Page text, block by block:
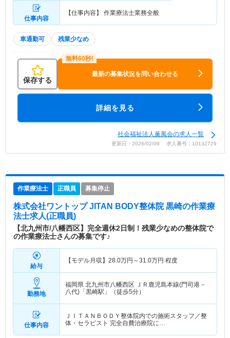
仕事内容
【仕事内容】 作業療法士業務全般
車通勤可 残業少なめ
保存する
最新の募集状況を問い合わせる
詳細を見る
社会福祉法人薫風会の求人一覧
更新日：2026/02/09 求人番号：10132729
作業療法士 正職員 募集停止
株式会社ワントップ JITAN BODY整体院 黒崎の作業療
法士求人(正職員)
【北九州市/八幡西区】完全週休2日制！残業少なめの整体院で
の作業療法士さんの募集です♪
給与
【モデル月収】 28.0万円～31.0万円 程度
勤務地
福岡県 北九州市八幡西区 ＪＲ鹿児島本線(門司港－
八代)「黒崎駅」（徒歩5分）
仕事内容
ＪＩＴＡＮＢＯＤＹ整体院内での施術スタッフ／整
体・セラピスト 完全自費治療院に…